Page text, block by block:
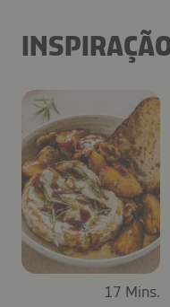
17 Mins.